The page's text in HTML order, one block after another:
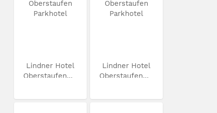
Lindner Hotel
Oberstaufen...
Lindner Hotel
Oberstaufen...